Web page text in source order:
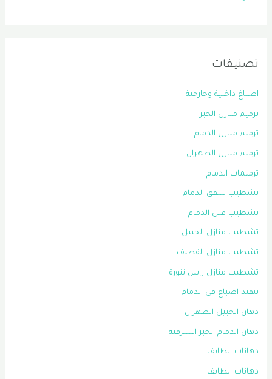
تصنيفات
اصباغ داخلية وخارجية
ترميم منازل الخبر
ترميم منازل الدمام
ترميم منازل الظهران
ترميمات الدمام
تشطيب شقق الدمام
تشطيب فلل الدمام
تشطيب منازل الجبيل
تشطيب منازل القطيف
تشطيب منازل راس تنورة
تنفيذ اصباغ في الدمام
دهان الجبيل الظهران
دهان الدمام الخبر الشرقية
دهانات الطايف
دهانات الطايف